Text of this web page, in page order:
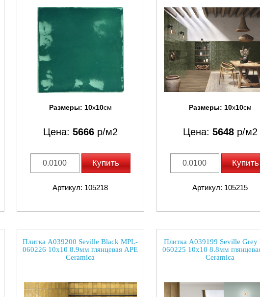
Размеры: 10x10см
Цена: 5666р/м2
Купить
Артикул: 105218
Размеры: 10x10см
Цена: 5648р/м2
Купить
Артикул: 105215
Плитка A039200 Seville Black MPL-
060226 10x10 8.9мм глянцевая APE
Ceramica
Плитка A039199 Seville Grey
060225 10x10 8.8мм
Ceramica